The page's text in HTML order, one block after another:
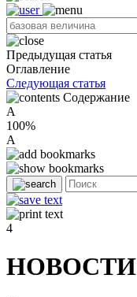
Предыдущая статья
Оглавление
Следующая статья
Содержание
A
100%
A
4
НОВОСТИ